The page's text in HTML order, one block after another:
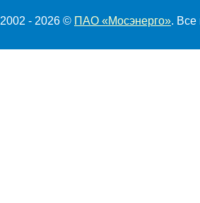
2002 - 2026 © ПАО «Мосэнерго».